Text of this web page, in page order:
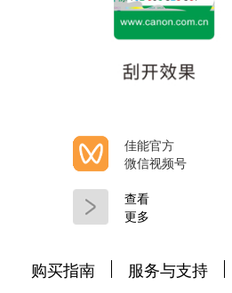
佳能官方
微信视频号
查看
更多
购买指南 服务与支持